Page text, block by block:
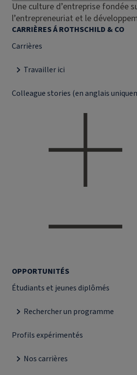
Une culture d’entreprise fondée
l’entrepreneuriat et le
CARRIÈRES Á ROTHSCHILD & CO
Carrières
Travailler ici
Colleague stories (en anglais
OPPORTUNITÉS
Étudiants et jeunes diplômés
Rechercher un programme
Profils expérimentés
Nos carrières